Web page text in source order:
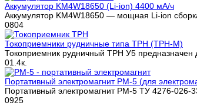
Аккумулятор KM4W18650 (Li-ion) 4400 мА/ч
Аккумулятор KM4W18650 — мощная Li-ion
0804
Токоприемники рудничные типа ТРН (ТРН-М)
Токоприемник рудничный ТРН У5 предназначен
01.4к.
Портативный электромагнит PM-5 (для
Портативный электромагнит РМ-5 ТУ 4276-026-
0925